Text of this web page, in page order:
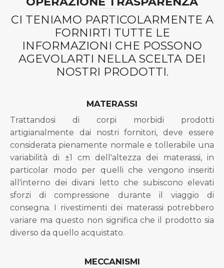
CI TENIAMO PARTICOLARMENTE A
FORNIRTI TUTTE LE
INFORMAZIONI CHE POSSONO
AGEVOLARTI NELLA SCELTA DEI
NOSTRI PRODOTTI.
MATERASSI
Trattandosi di corpi morbidi prodotti
artigianalmente dai nostri fornitori, deve essere
considerata pienamente normale e tollerabile una
variabilità di ±1 cm dell'altezza dei materassi, in
particolar modo per quelli che vengono inseriti
all'interno dei divani letto che subiscono elevati
sforzi di compressione durante il viaggio di
consegna. I rivestimenti dei materassi potrebbero
variare ma questo non significa che il prodotto sia
diverso da quello acquistato.
MECCANISMI